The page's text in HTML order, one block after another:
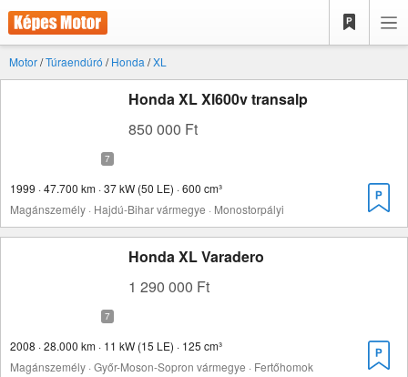
Motor/Túraendúró /Honda /XL
Honda XL Xl600v transalp
850 000 Ft
1999 · 47.700 km · 37 kW (50 LE) · 600 cm³
Magánszemély · Hajdú-Bihar vármegye · Monostorpályi
Honda XL Varadero
1 290 000 Ft
2008 · 28.000 km · 11 kW (15 LE) · 125 cm³
Magánszemély · Győr-Moson-Sopron vármegye · Fertőhomok